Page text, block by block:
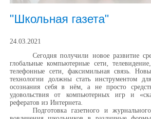
"Школьная газета"
24.03.2021
Сегодня получили новое развитие
глобальные компьютерные сети,
телефонные сети, факсимильная связь.
технологии должны стать инструментом
осознания себя в нём, а не просто
удовольствия от компьютерных игр и
рефератов из Интернета.
Подготовка газетного и